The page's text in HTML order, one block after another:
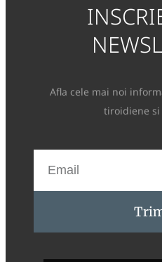
Afla cele mai noi
tiroidiene